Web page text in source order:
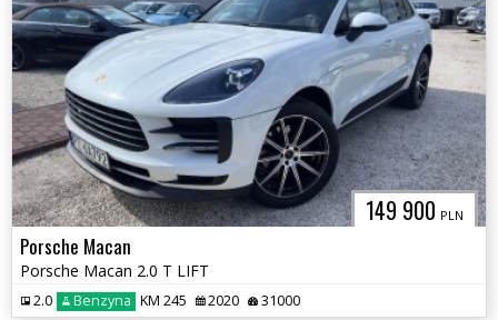
149 900 PLN
Porsche Macan
Porsche Macan 2.0 T LIFT
2.0 Benzyna KM 245 2020 31000